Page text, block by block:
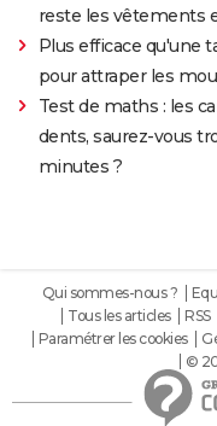
reste les vêtements
Plus efficace qu'une
pour attraper les
Test de maths : les
dents, saurez-vous
minutes ?
Qui sommes-nous ?
Tous les articles
RSS
Paramétrer les cookies
©